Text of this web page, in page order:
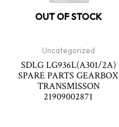
OUT OF STOCK
Uncategorized
SDLG LG936L(A301/2A)
SPARE PARTS GEARBOX
TRANSMISSON
21909002871